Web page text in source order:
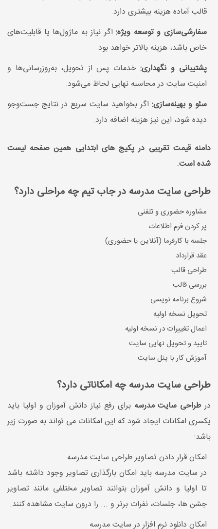
قالب آماده هزینه بیشتری دارد.
سفارشی‌سازی و توسعه ویژه:اگر نیاز به ماژول‌ها یا قابلیت‌های
خاص باشد، هزینه بالاتر خواهد بود.
پشتیبانی و نگهداری:خدمات پس از تحویل، به‌روزرسانی‌ها و
امنیت سایت در محاسبه نهایی لحاظ می‌شود.
سئو و بهینه‌سازی: اگر بخواهید سایت سریع در نتایج جست‌وجو
دیده شود، این نیز هزینه اضافه دارد.
دامنه قیمت تقریبی در پکیج های ابتدایی همین صفحه لیست
شده است.
طراحی سایت مدرسه در جاب تیم چه مراحلی دارد؟
مشاوره حضوری و تلفنی
پر کردن فرم اطلاعات
جلسه با کارفرما (آنلاین یا حضوری)
عقد قرارداد
طراحی قالب
بررسی قالب
شروع برنامه نویسی
تحویل نسخه اولیه
اعمال تغییرات در نسخه اولیه
تایید و تحویل نهایی سایت
آموزش کار با پنل سایت
طراحی سایت مدرسه چه امکاناتی دارد؟
درطراحی سایت مدرسه برای رفع نیاز دانش آموزان و اولیا باید
یکسری امکانات ایجاد شود که این امکانات می تواند به صورت زیر
باشد:
امکان قرار دادن تصاویر طراحی سایت مدرسه
در سایت مدرسه باید امکان بارگذاری تصاویر وجود داشته باشد
تا اولیا و دانش آموزان بتوانند تصاویر مختلفی مانند تصاویر
جشن ها، جلسات، نفرات برتر و ... را درون سایت مشاهده کنند.
امکان دانلود نرم افزار در سایت مدرسه